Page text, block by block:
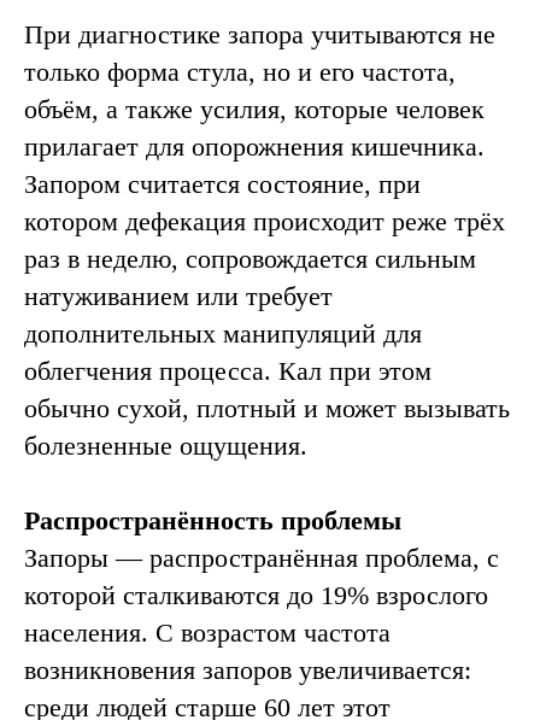
При диагностике запора учитываются не
только форма стула, но и его частота,
объём, а также усилия, которые человек
прилагает для опорожнения кишечника.
Запором считается состояние, при
котором дефекация происходит реже трёх
раз в неделю, сопровождается сильным
натуживанием или требует
дополнительных манипуляций для
облегчения процесса. Кал при этом
обычно сухой, плотный и может вызывать
болезненные ощущения.
Распространённость проблемы
Запоры — распространённая проблема, с
которой сталкиваются до 19% взрослого
населения. С возрастом частота
возникновения запоров увеличивается:
среди людей старше 60 лет этот
Записаться
Причины запора